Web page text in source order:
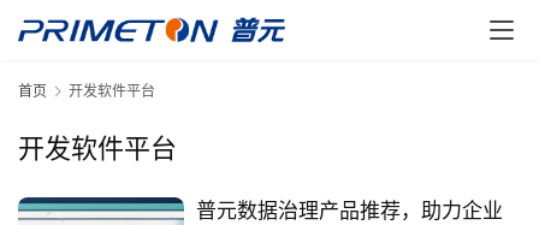
首页 开发软件平台
开发软件平台
普元数据治理产品推荐，助力企业